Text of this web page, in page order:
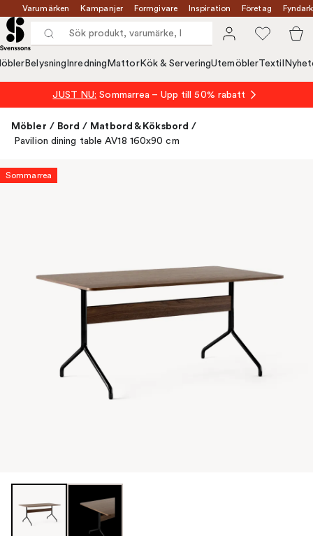
Varumärken Kampanjer Formgivare Inspiration Företag
Belysning Inredning MattorKök & ServeringUtemöblerTextil
JUST NU: Sommarrea – Upp till 50% rabatt
Möbler / Bord / Matbord & Köksbord /
Pavilion dining table AV18 160x90 cm
Sommarrea